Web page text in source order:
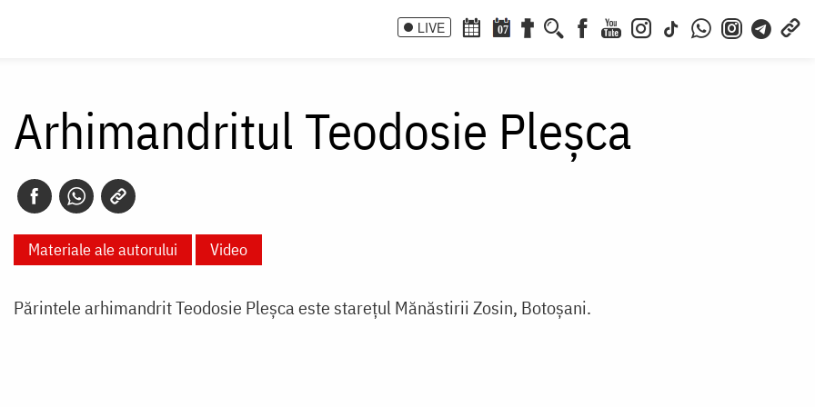
LIVE 07
Arhimandritul Teodosie Pleșca
Materiale ale autorului Video
Părintele arhimandrit Teodosie Pleșca este starețul Mănăstirii Zosin, Botoșani.